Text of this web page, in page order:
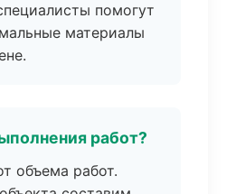
помогут
материалы
работ?
объема работ.